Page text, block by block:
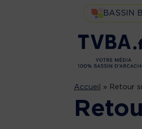
BASSIN
Accueil » Retour